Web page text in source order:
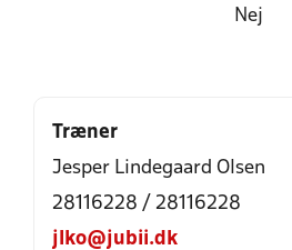
Nej
Træner
Jesper Lindegaard Olsen
28116228 / 28116228
jlko@jubii.dk